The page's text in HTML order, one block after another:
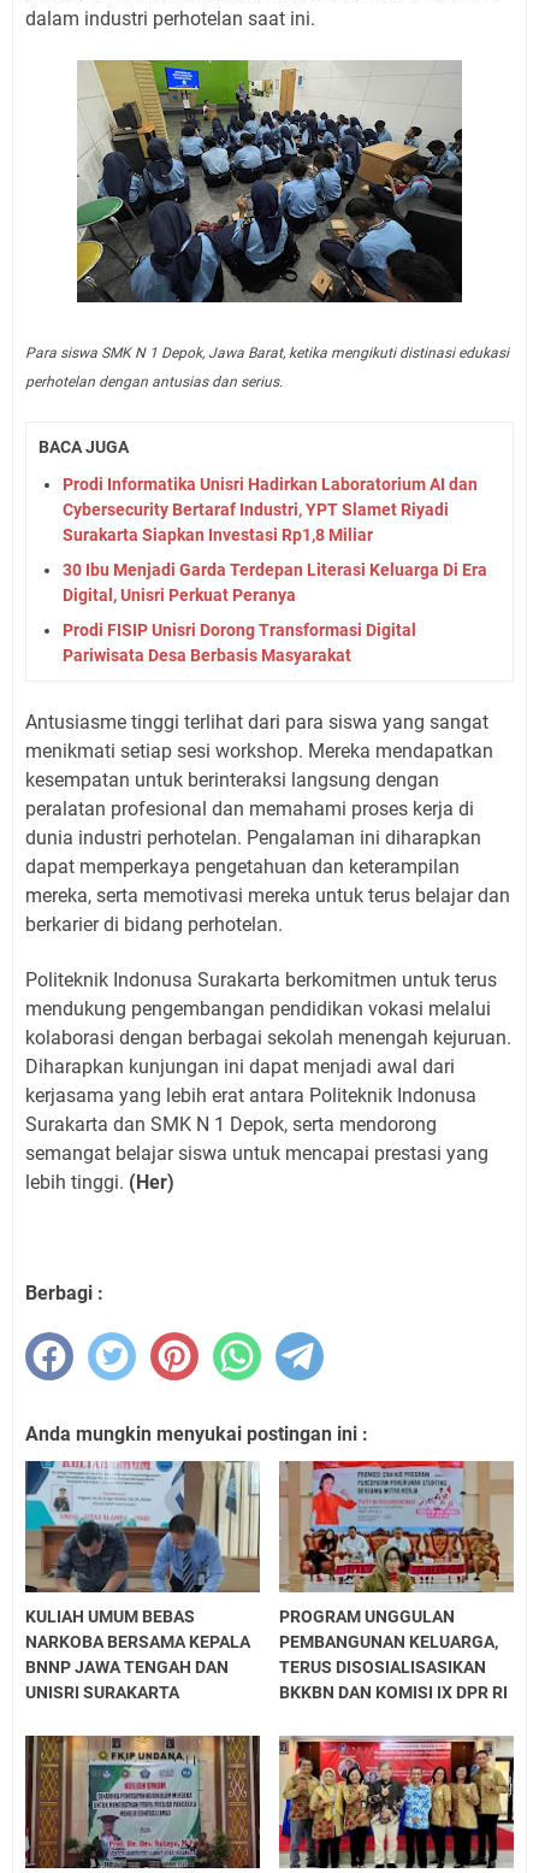
dalam industri perhotelan saat ini.
Para siswa SMK N 1 Depok, Jawa Barat, ketika mengikuti distinasi edukasi
perhotelan dengan antusias dan serius.
BACA JUGA
Prodi Informatika Unisri Hadirkan Laboratorium AI dan
Cybersecurity Bertaraf Industri, YPT Slamet Riyadi
Surakarta Siapkan Investasi Rp1,8 Miliar
30 Ibu Menjadi Garda Terdepan Literasi Keluarga Di Era
Digital, Unisri Perkuat Peranya
Prodi FISIP Unisri Dorong Transformasi Digital
Pariwisata Desa Berbasis Masyarakat
Antusiasme tinggi terlihat dari para siswa yang sangat
menikmati setiap sesi workshop. Mereka mendapatkan
kesempatan untuk berinteraksi langsung dengan
peralatan profesional dan memahami proses kerja di
dunia industri perhotelan. Pengalaman ini diharapkan
dapat memperkaya pengetahuan dan keterampilan
mereka, serta memotivasi mereka untuk terus belajar dan
berkarier di bidang perhotelan.
Politeknik Indonusa Surakarta berkomitmen untuk terus
mendukung pengembangan pendidikan vokasi melalui
kolaborasi dengan berbagai sekolah menengah kejuruan.
Diharapkan kunjungan ini dapat menjadi awal dari
kerjasama yang lebih erat antara Politeknik Indonusa
Surakarta dan SMK N 1 Depok, serta mendorong
semangat belajar siswa untuk mencapai prestasi yang
lebih tinggi. (Her)
Berbagi :
Anda mungkin menyukai postingan ini :
KULIAH UMUM BEBAS
NARKOBA BERSAMA KEPALA
BNNP JAWA TENGAH DAN
UNISRI SURAKARTA
PROGRAM UNGGULAN
PEMBANGUNAN KELUARGA,
TERUS DISOSIALISASIKAN
BKKBN DAN KOMISI IX DPR RI